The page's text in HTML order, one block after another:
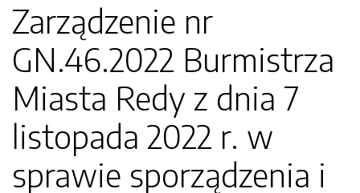
Zarządzenie nr
GN.46.2022 Burmistrza
Miasta Redy z dnia 7
listopada 2022 r. w
sprawie sporządzenia i